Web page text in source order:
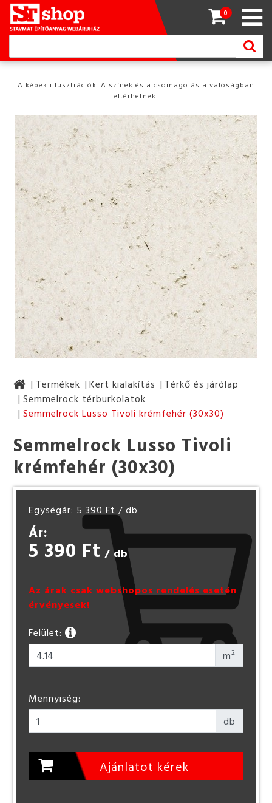
0
A képek illusztrációk. A színek és a csomagolás a valóságban
eltérhetnek!
Termékek Kert kialakítás
Térkő és járólap
Semmelrock térburkolatok
Semmelrock Lusso Tivoli krémfehér (30x30)
Semmelrock Lusso Tivoli
krémfehér (30x30)
Egységár: 5 390 Ft / db
Ár:
5 390 Ft / db
Az árak csak webshopos rendelés esetén
érvényesek!
Felület:
m2
Mennyiség:
db
Ajánlatot kérek